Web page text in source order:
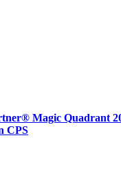
Magic Quadrant
CPS